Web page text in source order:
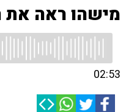
מישהו ראה את
02:53